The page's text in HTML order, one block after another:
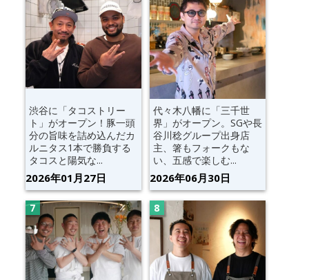
渋谷に「タコストリー
ト」がオープン！豚一頭
分の旨味を詰め込んだカ
ルニタス1本で勝負する
タコスと陽気な...
2026年01月27日
代々木八幡に「三千世
界」がオープン。SGや長
谷川稔グループ出身店
主、箸もフォークもな
い、五感で楽しむ...
2026年06月30日